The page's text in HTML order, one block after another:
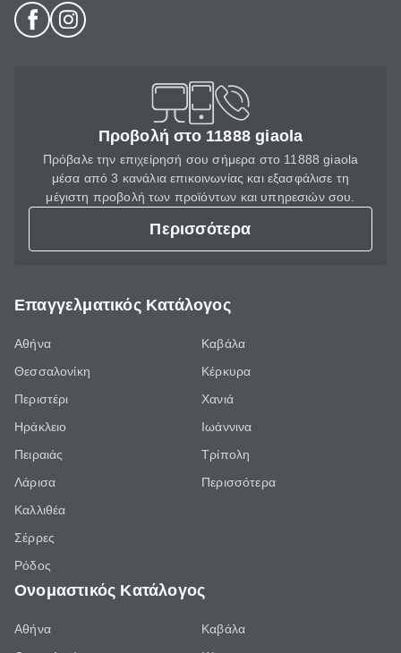
Προβολή στο 11888 giaola
Πρόβαλε την επιχείρησή σου σήμερα στο 11888 giaola
μέσα από 3 κανάλια επικοινωνίας και εξασφάλισε τη
μέγιστη προβολή των προϊόντων και υπηρεσιών σου.
Περισσότερα
Επαγγελματικός Κατάλογος
Αθήνα
Θεσσαλονίκη
Περιστέρι
Ηράκλειο
Πειραιάς
Λάρισα
Καλλιθέα
Σέρρες
Ρόδος
Καβάλα
Κέρκυρα
Χανιά
Ιωάννινα
Τρίπολη
Περισσότερα
Ονομαστικός Κατάλογος
Αθήνα
Καβάλα